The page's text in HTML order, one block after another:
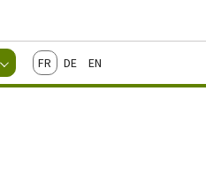
principal
Changer
FrançaisDeutschEnglish